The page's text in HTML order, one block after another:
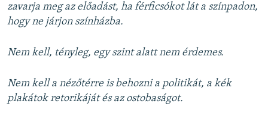
zavarja meg az előadást, ha férficsókot lát a színpadon,
hogy ne járjon színházba.
Nem kell, tényleg, egy szint alatt nem érdemes.
Nem kell a nézőtérre is behozni a politikát, a kék
plakátok retorikáját és az ostobaságot.